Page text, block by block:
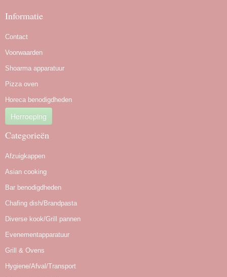
Informatie
Contact
Voorwaarden
Shoarma apparatuur
Pizza oven
Horeca benodigdheden
Herroeping
Categorieën
Afzuigkappen
Asian cooking
Bar benodigdheden
Chafing dish/Brandpasta
Diverse kook/Grill pannen
Evenementapparatuur
Grill & Ovens
Hygiene/Afval/Transport